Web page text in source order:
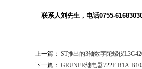
联系人刘先生，电话0755-
上一篇： ST推出的3轴数字陀螺仪
下一篇： GRUNER继电器722F-R1A-